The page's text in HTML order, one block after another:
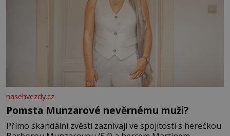
nasehvezdy.cz
Pomsta Munzarové nevěrnému muži?
Přímo skandální zvěsti zaznívají ve spojitosti s herečkou